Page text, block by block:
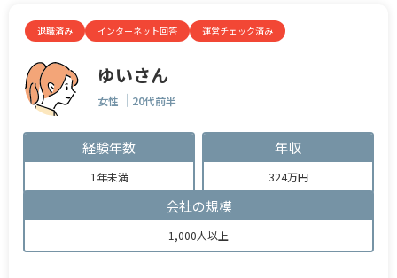
退職済み インターネット回答 運営チェック済み
ゆいさん
女性 20代前半
経験年数
1年未満
年収
324万円
会社の規模
1,000人以上